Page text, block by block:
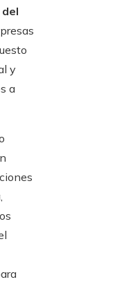
del
y
a